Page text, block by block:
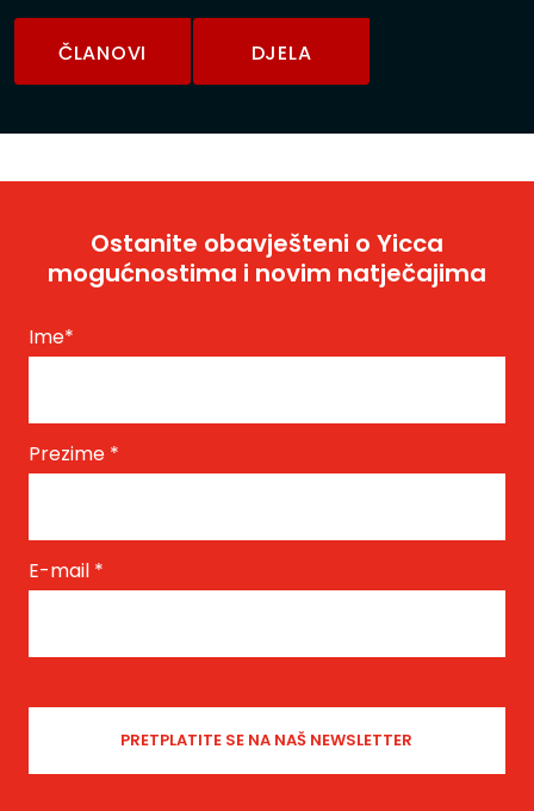
ČLANOVI DJELA
Ostanite obavješteni o Yicca
mogućnostima i novim natječajima
Ime*
Prezime *
E-mail *